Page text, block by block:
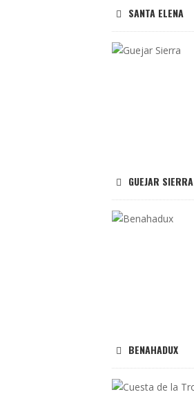
SANTA ELENA
GUEJAR SIERRA
BENAHADUX